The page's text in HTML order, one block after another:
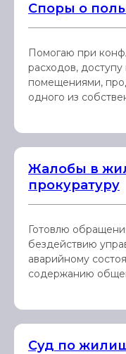
Споры о
Помогаю при
расходов,
помещениями,
одного из
Жалобы в
прокуратуру
Готовлю
бездействию
аварийному
содержанию
Суд по